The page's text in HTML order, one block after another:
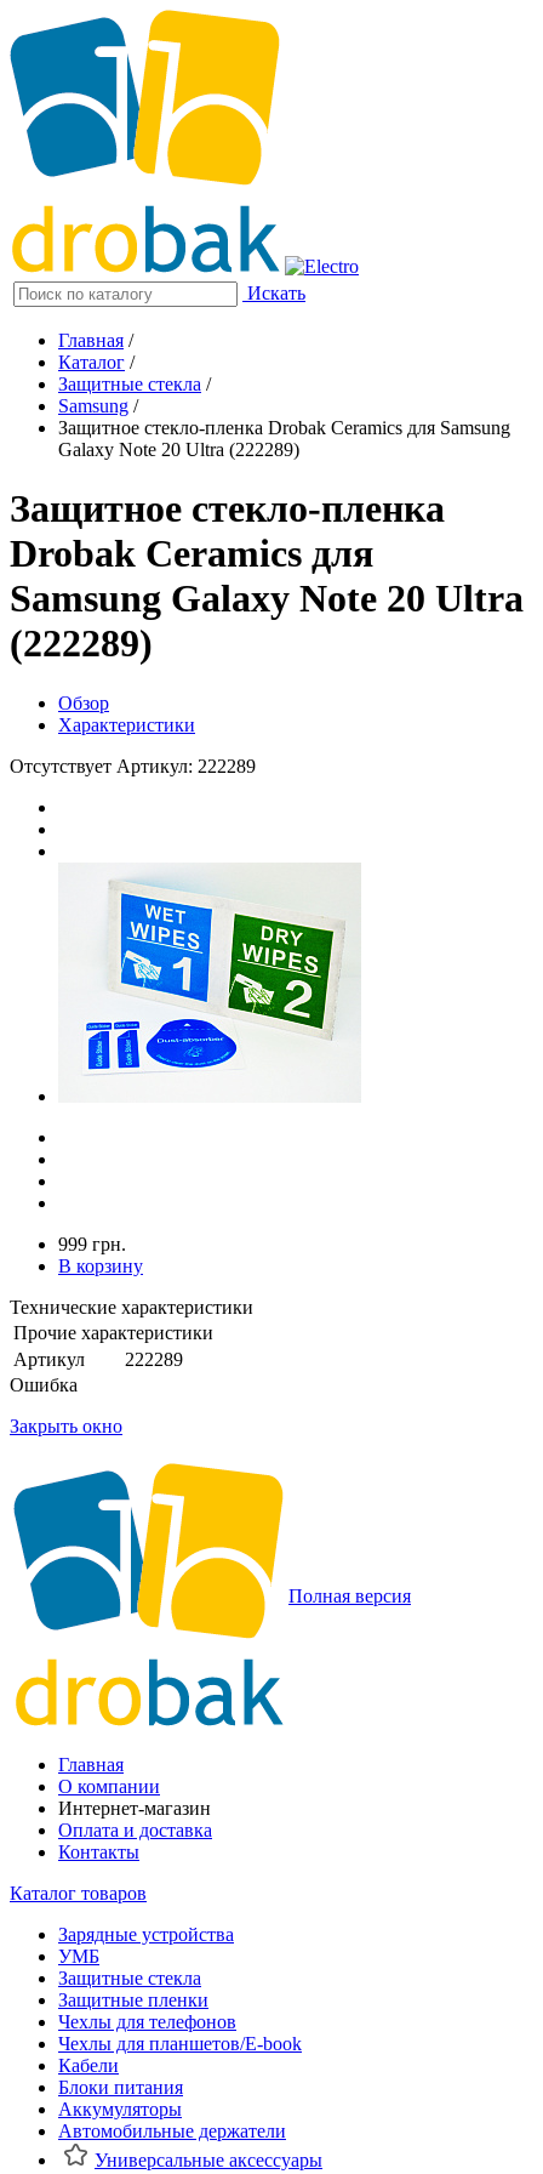
Искать
Главная /
Каталог /
Защитные стекла /
Samsung /
Защитное стекло-пленка Drobak Ceramics для Samsung
Galaxy Note 20 Ultra (222289)
Защитное стекло-пленка
Drobak Ceramics для
Samsung Galaxy Note 20 Ultra
(222289)
Обзор
Характеристики
Отсутствует Артикул: 222289
999 грн.
В корзину
Технические характеристики
Прочие характеристики
Артикул
222289
Ошибка
Закрыть окно
Полная версия
Главная
О компании
Интернет-магазин
Оплата и доставка
Контакты
Каталог товаров
Зарядные устройства
УМБ
Защитные стекла
Защитные пленки
Чехлы для телефонов
Чехлы для планшетов/E-book
Кабели
Блоки питания
Аккумуляторы
Автомобильные держатели
Универсальные аксессуары